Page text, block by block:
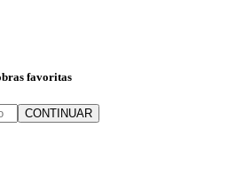
favoritas
CONTINUAR